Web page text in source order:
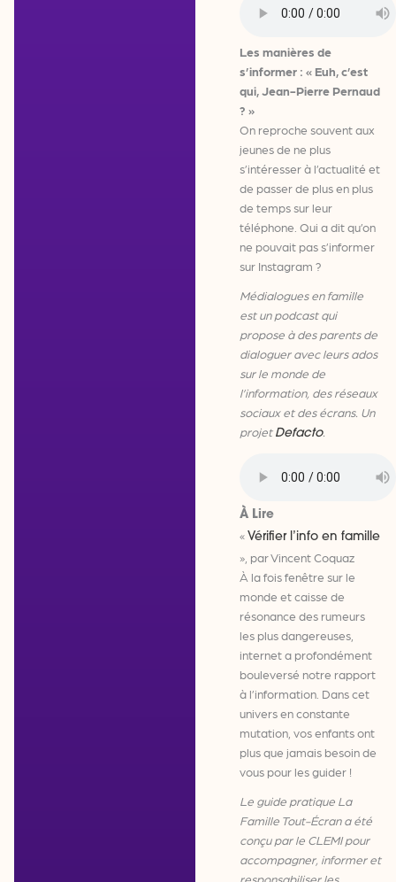
Les manières de
s’informer : « Euh, c’est
qui, Jean-Pierre Pernaud
? »
On reproche souvent aux
jeunes de ne plus
s’intéresser à l’actualité et
de passer de plus en plus
de temps sur leur
téléphone. Qui a dit qu’on
ne pouvait pas s’informer
sur Instagram ?
Médialogues en famille
est un podcast qui
propose à des parents de
dialoguer avec leurs ados
sur le monde de
l’information, des réseaux
sociaux et des écrans. Un
projet Defacto.
À Lire
«Vérifier l’info en famille
», par Vincent Coquaz
À la fois fenêtre sur le
monde et caisse de
résonance des rumeurs
les plus dangereuses,
internet a profondément
bouleversé notre rapport
à l’information. Dans cet
univers en constante
mutation, vos enfants ont
plus que jamais besoin de
vous pour les guider !
Le guide pratique La
Famille Tout-Écran a été
conçu par le CLEMI pour
accompagner, informer et
responsabiliser les